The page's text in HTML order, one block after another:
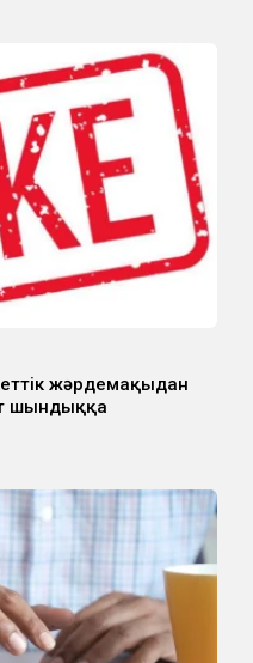
жәрдемақыдан
шындыққа